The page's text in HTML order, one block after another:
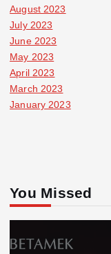
August 2023
July 2023
June 2023
May 2023
April 2023
March 2023
January 2023
You Missed